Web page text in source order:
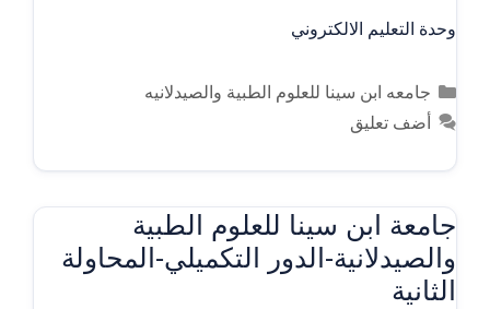
وحدة التعليم الالكتروني
التصنيفات
جامعه ابن سينا للعلوم الطبية والصيدلانيه
أضف تعليق
جامعة ابن سينا للعلوم الطبية
والصيدلانية-الدور التكميلي-المحاولة
الثانية